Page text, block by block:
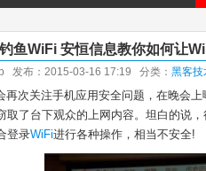
鱼WiFi 安恒信息教你如何让
发布：2015-03-16 17:19 分类： 黑客技
再次关注手机应用安全问题，在晚会
取了台下观众的上网内容。坦白的说
登录WiFi进行各种操作，相当不安全!